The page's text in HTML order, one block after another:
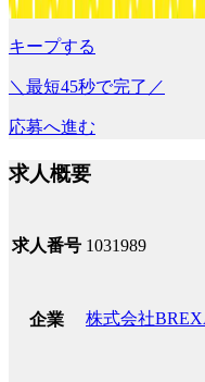
キープする
＼最短45秒で完了／
応募へ進む
求人概要
求人番号 1031989
企業 株式会社